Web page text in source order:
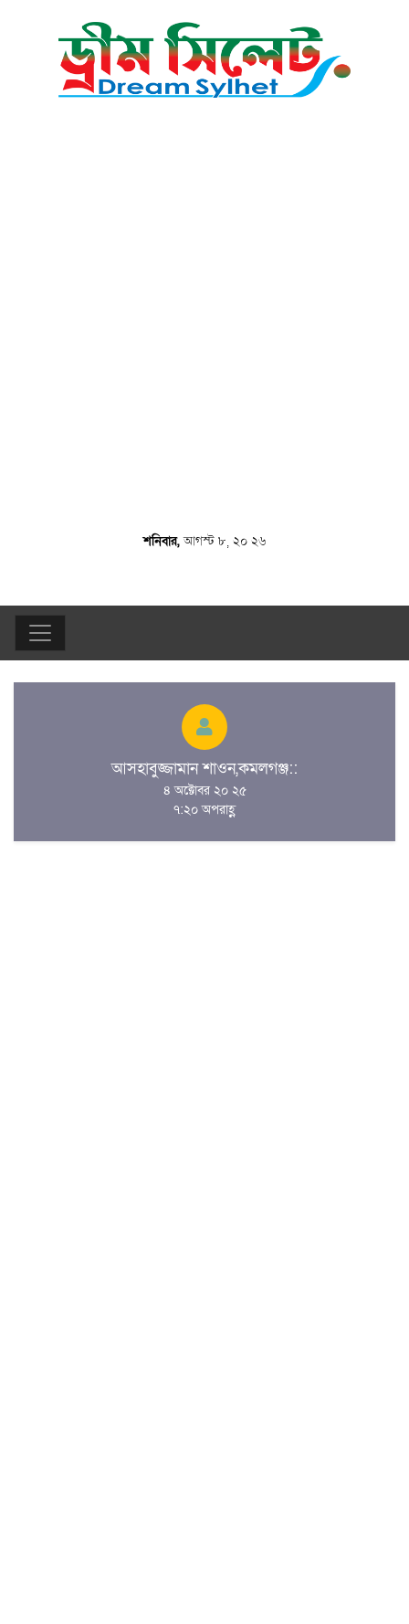
শনিবার,আগস্ট ৮, ২০ ২৬
আসহাবুজ্জামান শাওন,কমলগঞ্জ::
৪ অক্টোবর ২০ ২৫
৭:২০ অপরাহ্ণ